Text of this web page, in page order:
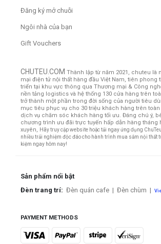
Đăng ký mở chuỗi
Ngôi nhà của bạn
Gift Vouchers
CHUTEU.COM Thành lập từ năm 2021, chuteu là
mại điện tử nội thất hàng đầu Việt Nam, tiên phong
triển tại khu vực thông qua Thương mại & Công
nền tảng logistics và hệ thống 130 cửa hàng trên
trở thành một phần trong đời sống của người tiêu
mục tiêu phục vụ cho 30 triệu khách hàng trên toàn
dịch vụ chăm sóc khách hàng tối ưu. Đáng chú ý,
chương trình ưu đãi trực tuyến hấp dẫn hàng tháng
xuyên, Hãy truy cập website hoặc tải ngay ứng dụng
nhiều trải nghiệm độc đáo cho hành trình mua sắm nội thất
kiệm ngay hôm nay!
Sản phẩm nổi bật
Đèn trang trí: Đèn quán cafe | Đèn chùm |
PAYMENT METHODS